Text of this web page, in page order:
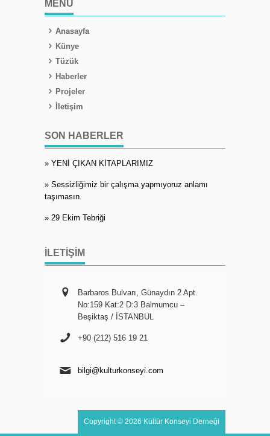
MENÜ
Anasayfa
Künye
Tüzük
Haberler
Projeler
İletişim
SON HABERLER
» YENİ ÇIKAN KİTAPLARIMIZ
» Sessizliğimiz bir çalışma yapmıyoruz anlamı
taşımasın.
» 29 Ekim Tebriği
İLETIŞIM
Barbaros Bulvarı, Günaydın 2 Apt.
No:159 Kat:2 D:3 Balmumcu –
Beşiktaş / İSTANBUL
+90 (212) 516 19 21
bilgi@kulturkonseyi.com
Copyright © 2026 Kültür Konseyi Derneği